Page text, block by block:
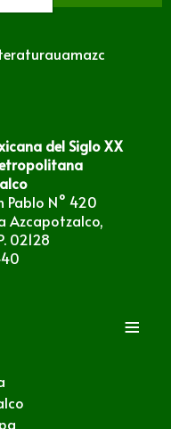
del Siglo XX
Pablo N° 420
Azcapotzalco,
02128
≡